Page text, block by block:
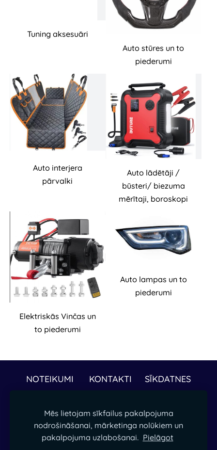
Tuning aksesuāri
Auto stūres un to
piederumi
Auto interjera
pārvalki
Auto lādētāji /
būsteri/ biezuma
mērītaji, boroskopi
Elektriskās Vinčas un
to piederumi
Auto lampas un to
piederumi
NOTEIKUMI KONTAKTI SĪKDATNES
Papildus informāciju par precēm vai piegādi
droši sūtot ziņu mūsu ēpastā. -
ieperciesgudri@gmail.com
Mēs lietojam sīkfailus pakalpojuma
nodrošināšanai, mārketinga nolūkiem un
pakalpojuma uzlabošanai. Pielāgot